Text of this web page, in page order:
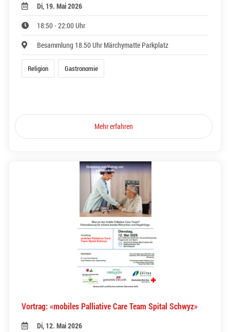
Di, 19. Mai 2026
18:50 - 22:00 Uhr
Besammlung 18.50 Uhr Märchymatte Parkplatz
Religion Gastronomie
Mehr erfahren
Vortrag: «mobiles Palliative Care Team Spital Schwyz»
Di, 12. Mai 2026